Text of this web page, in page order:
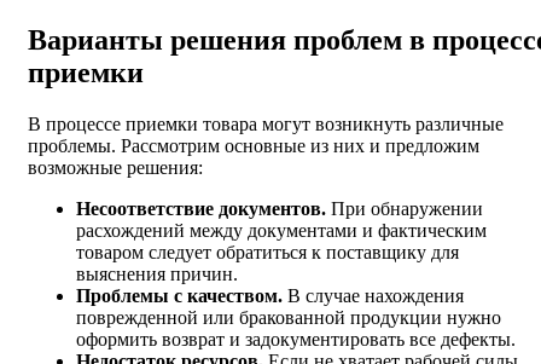
Варианты решения проблем в
приемки
В процессе приемки товара могут возникнуть различные
проблемы. Рассмотрим основные из них и предложим
возможные решения:
Несоответствие документов. При обнаружении
расхождений между документами и фактическим
товаром следует обратиться к поставщику для
выяснения причин.
Проблемы с качеством. В случае нахождения
поврежденной или бракованной продукции нужно
оформить возврат и задокументировать все дефекты.